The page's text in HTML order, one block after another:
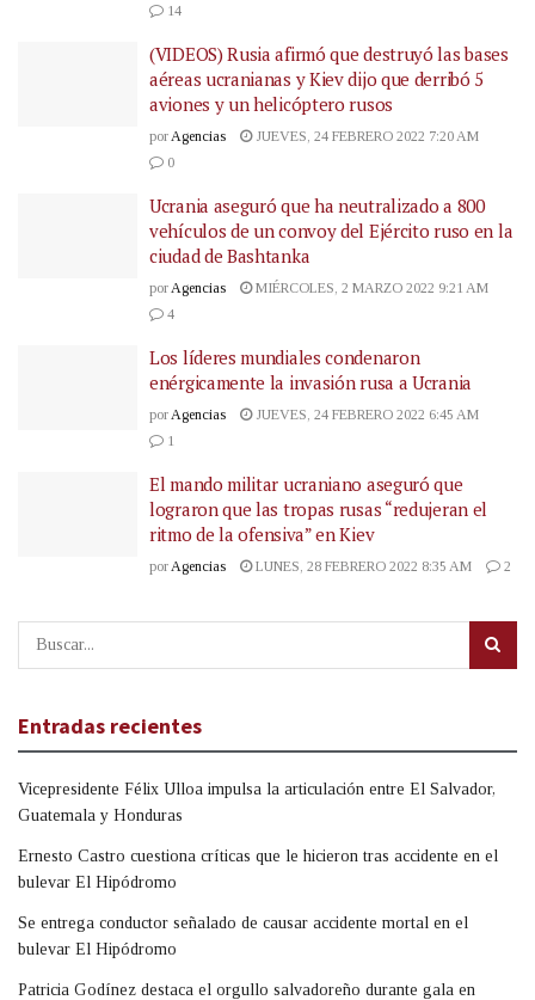
14
(VIDEOS) Rusia afirmó que destruyó las bases
aéreas ucranianas y Kiev dijo que derribó 5
aviones y un helicóptero rusos
por Agencias
JUEVES, 24 FEBRERO 2022 7:20 AM
0
Ucrania aseguró que ha neutralizado a 800
vehículos de un convoy del Ejército ruso en la
ciudad de Bashtanka
por Agencias
MIÉRCOLES, 2 MARZO 2022 9:21 AM
4
Los líderes mundiales condenaron
enérgicamente la invasión rusa a Ucrania
por Agencias
JUEVES, 24 FEBRERO 2022 6:45 AM
1
El mando militar ucraniano aseguró que
lograron que las tropas rusas “redujeran el
ritmo de la ofensiva” en Kiev
por Agencias LUNES, 28 FEBRERO 2022 8:35 AM 2
Entradas recientes
Vicepresidente Félix Ulloa impulsa la articulación entre El Salvador,
Guatemala y Honduras
Ernesto Castro cuestiona críticas que le hicieron tras accidente en el
bulevar El Hipódromo
Se entrega conductor señalado de causar accidente mortal en el
bulevar El Hipódromo
Patricia Godínez destaca el orgullo salvadoreño durante gala en